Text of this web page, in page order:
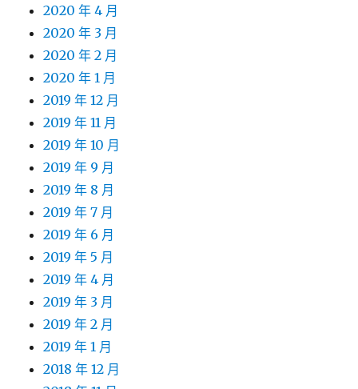
2020 年 4 月
2020 年 3 月
2020 年 2 月
2020 年 1 月
2019 年 12 月
2019 年 11 月
2019 年 10 月
2019 年 9 月
2019 年 8 月
2019 年 7 月
2019 年 6 月
2019 年 5 月
2019 年 4 月
2019 年 3 月
2019 年 2 月
2019 年 1 月
2018 年 12 月